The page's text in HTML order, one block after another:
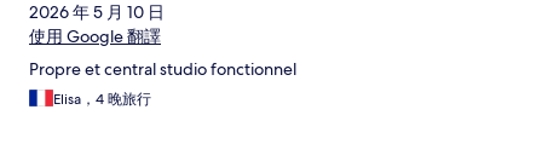
2026 年 5 月 10 日
使用 Google 翻譯
Propre et central studio fonctionnel
Elisa，4 晚旅行